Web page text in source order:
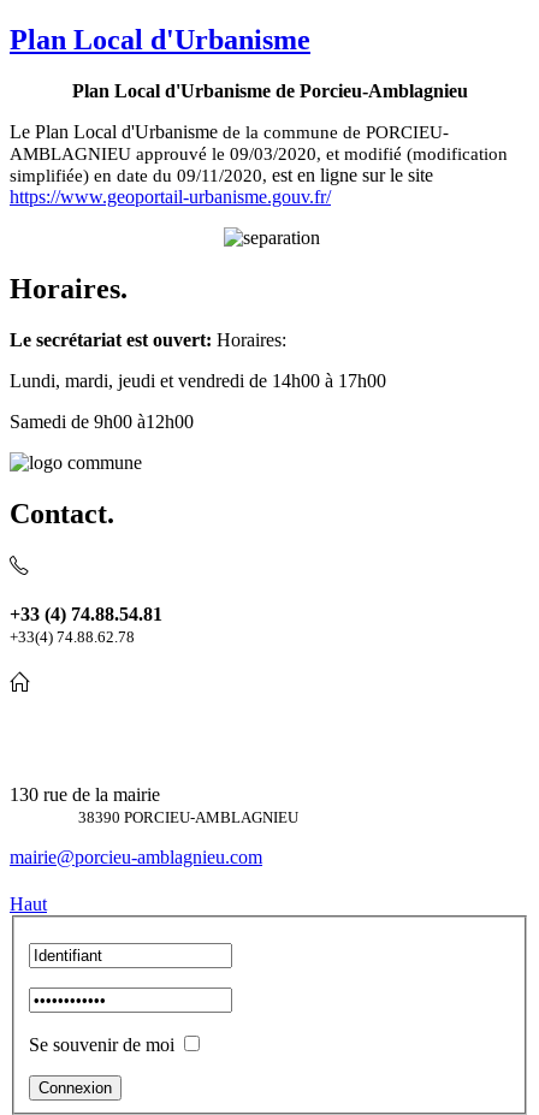
Plan Local d'Urbanisme
Plan Local d'Urbanisme de Porcieu-Amblagnieu
Le Plan Local d'Urbanisme de la commune de PORCIEU-
AMBLAGNIEU approuvé le 09/03/2020, et modifié (modification
simplifiée) en date du 09/11/2020, est en ligne sur le site
https://www.geoportail-urbanisme.gouv.fr/
Horaires.
Le secrétariat est ouvert: Horaires:
Lundi, mardi, jeudi et vendredi de 14h00 à 17h00
Samedi de 9h00 à12h00
Contact.
+33 (4) 74.88.54.81
+33(4) 74.88.62.78
130 rue de la mairie
38390 PORCIEU-AMBLAGNIEU
mairie@porcieu-amblagnieu.com
Haut
Se souvenir de moi